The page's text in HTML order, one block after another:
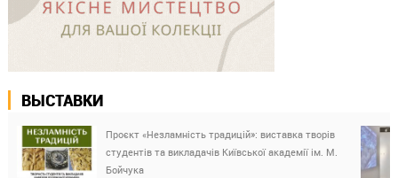
ВЫСТАВКИ
Проєкт «Незламність традицій»: виставка творів
студентів та викладачів Київської академії ім. М.
Бойчука